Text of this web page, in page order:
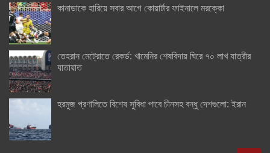
কানাডাকে হারিয়ে সবার আগে কোয়ার্টার ফাইনালে মরক্কো
তেহরান মেট্রোতে রেকর্ড: খামেনির শেষবিদায় ঘিরে ৭০ লাখ যাত্রীর
যাতায়াত
হরমুজ প্রণালিতে বিশেষ সুবিধা পাবে চীনসহ বন্ধু দেশগুলো: ইরান